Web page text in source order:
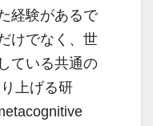
経験があるで
けでなく、世
ている共通の
上げる研